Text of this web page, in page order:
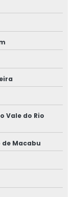
Vale do Rio
Macabu